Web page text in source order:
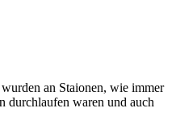
an Staionen, wie immer
durchlaufen waren und auch